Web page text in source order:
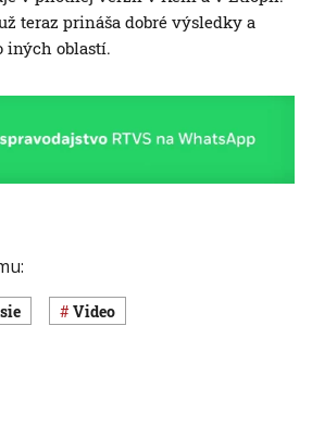
teraz prináša dobré výsledky a
iných oblastí.
Video